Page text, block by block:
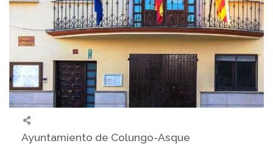
Ayuntamiento de Colungo-Asque